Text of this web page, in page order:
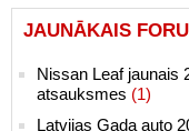
JAUNĀKAIS
Nissan Leaf jaunais
atsauksmes (1)
Latvijas Gada auto